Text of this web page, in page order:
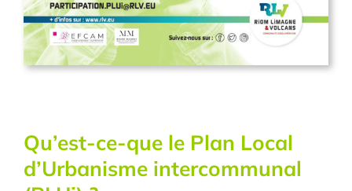
Qu’est-ce-que le Plan Local
d’Urbanisme intercommunal